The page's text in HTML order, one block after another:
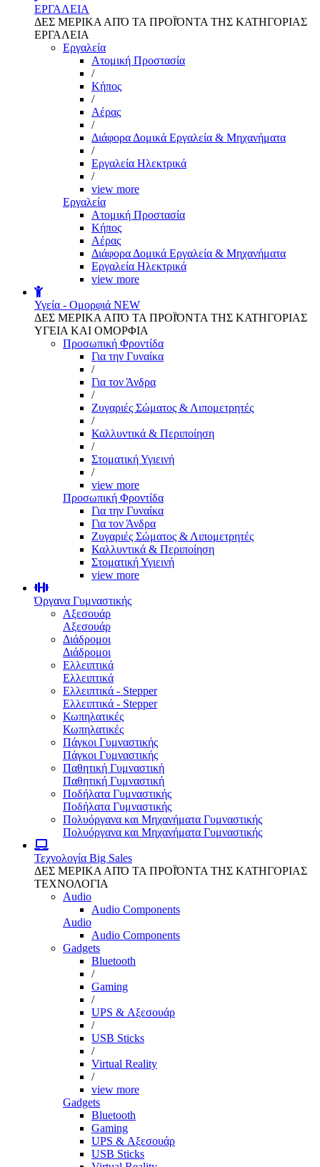
ΕΡΓΑΛΕΙΑ
ΔΕΣ ΜΕΡΙΚΑ ΑΠΌ ΤΑ ΠΡΟΪΌΝΤΑ ΤΗΣ ΚΑΤΗΓΟΡΙΑΣ
ΕΡΓΑΛΕΙΑ
Εργαλεία
Aτομική Προστασία
/
Kήπος
/
Αέρας
/
Διάφορα Δομικά Εργαλεία & Μηχανήματα
/
Εργαλεία Ηλεκτρικά
/
view more
Εργαλεία
Aτομική Προστασία
Kήπος
Αέρας
Διάφορα Δομικά Εργαλεία & Μηχανήματα
Εργαλεία Ηλεκτρικά
view more
Υγεία - Ομορφιά NEW
ΔΕΣ ΜΕΡΙΚΑ ΑΠΌ ΤΑ ΠΡΟΪΌΝΤΑ ΤΗΣ ΚΑΤΗΓΟΡΙΑΣ
ΥΓΕΙΑ ΚΑΙ ΟΜΟΡΦΙΑ
Προσωπική Φροντίδα
Για την Γυναίκα
/
Για τον Άνδρα
/
Ζυγαριές Σώματος & Λιπομετρητές
/
Καλλυντικά & Περιποίηση
/
Στοματική Υγιεινή
/
view more
Προσωπική Φροντίδα
Για την Γυναίκα
Για τον Άνδρα
Ζυγαριές Σώματος & Λιπομετρητές
Καλλυντικά & Περιποίηση
Στοματική Υγιεινή
view more
Όργανα Γυμναστικής
Αξεσουάρ
Αξεσουάρ
Διάδρομοι
Διάδρομοι
Ελλειπτικά
Ελλειπτικά
Ελλειπτικά - Stepper
Ελλειπτικά - Stepper
Κωπηλατικές
Κωπηλατικές
Πάγκοι Γυμναστικής
Πάγκοι Γυμναστικής
Παθητική Γυμναστική
Παθητική Γυμναστική
Ποδήλατα Γυμναστικής
Ποδήλατα Γυμναστικής
Πολυόργανα και Μηχανήματα Γυμναστικής
Πολυόργανα και Μηχανήματα Γυμναστικής
Τεχνολογία Big Sales
ΔΕΣ ΜΕΡΙΚΑ ΑΠΌ ΤΑ ΠΡΟΪΌΝΤΑ ΤΗΣ ΚΑΤΗΓΟΡΙΑΣ
ΤΕΧΝΟΛΟΓΙΑ
Audio
Audio Components
Audio
Audio Components
Gadgets
Bluetooth
/
Gaming
/
UPS & Αξεσουάρ
/
USB Sticks
/
Virtual Reality
/
view more
Gadgets
Bluetooth
Gaming
UPS & Αξεσουάρ
USB Sticks